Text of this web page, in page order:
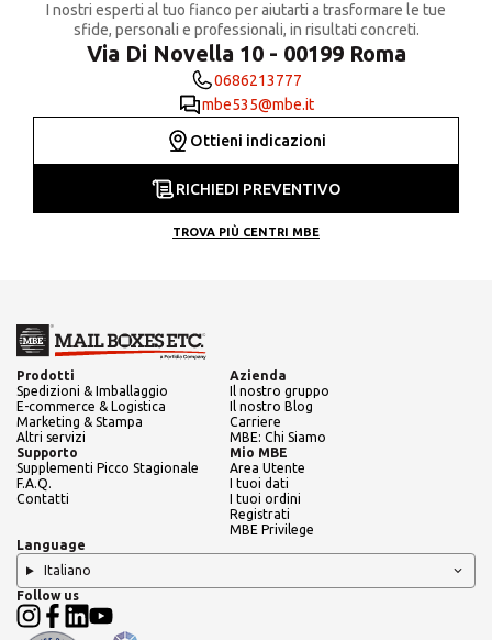
I nostri esperti al tuo fianco per aiutarti a trasformare le tue
sfide, personali e professionali, in risultati concreti.
Via Di Novella 10 - 00199 Roma
0686213777
mbe535@mbe.it
Ottieni indicazioni
RICHIEDI PREVENTIVO
TROVA PIÙ CENTRI MBE
Prodotti
Spedizioni & Imballaggio
E-commerce & Logistica
Marketing & Stampa
Altri servizi
Azienda
Il nostro gruppo
Il nostro Blog
Carriere
MBE: Chi Siamo
Supporto
Supplementi Picco Stagionale
F.A.Q.
Contatti
Mio MBE
Area Utente
I tuoi dati
I tuoi ordini
Registrati
MBE Privilege
Language
Italiano
Follow us